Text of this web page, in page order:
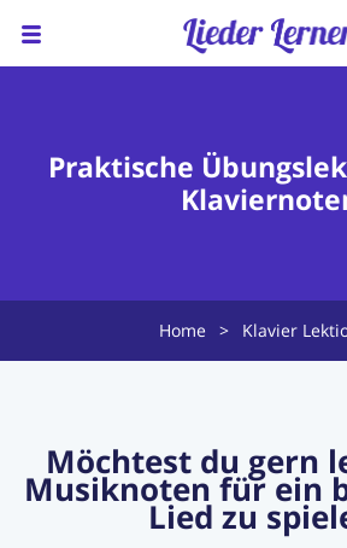
Über uns
FAQ
Praktische
Home > Klavier
Möchtest du gern
Musiknoten für ein
Lied zu